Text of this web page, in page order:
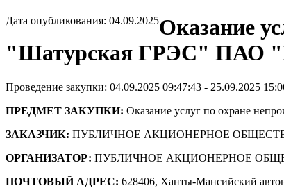
Дата опубликования: 04.09.2025Оказание
"Шатурская ГРЭС" ПАО
Проведение закупки: 04.09.2025 09:47:43 - 25.09.2025
ПРЕДМЕТ ЗАКУПКИ: Оказание услуг по охране
ЗАКАЗЧИК: ПУБЛИЧНОЕ АКЦИОНЕРНОЕ
ОРГАНИЗАТОР: ПУБЛИЧНОЕ АКЦИОНЕРНОЕ
ПОЧТОВЫЙ АДРЕС: 628406, Ханты-Мансийский